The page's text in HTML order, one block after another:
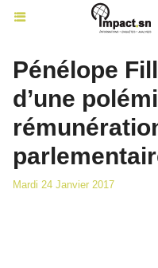
Pénélope
d’une
Mardi 24 Janvier 2017